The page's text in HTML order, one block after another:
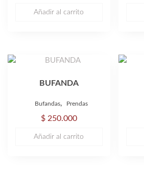
Añadir al carrito
BUFANDA
Bufandas, Prendas
$250.000
Añadir al carrito